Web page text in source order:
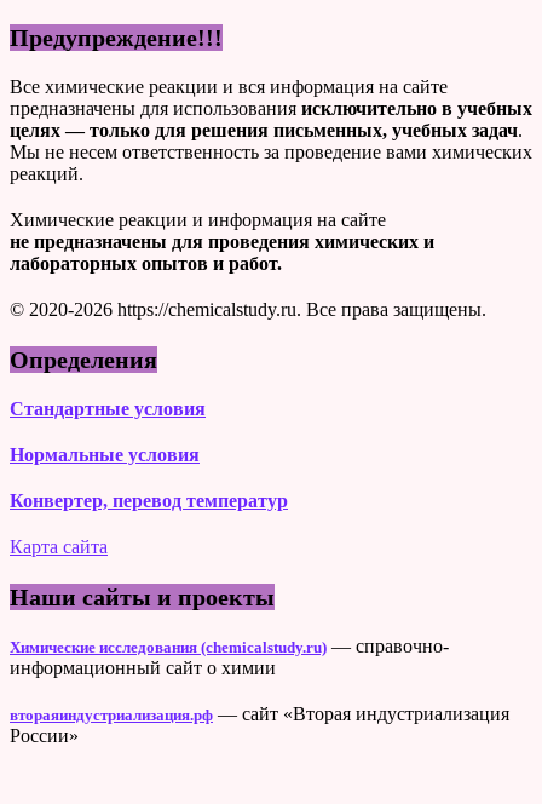
Предупреждение!!!
Все химические реакции и вся информация на сайте
предназначены для использования исключительно в учебных
целях — только для решения письменных, учебных задач.
Мы не несем ответственность за проведение вами химических
реакций.
Химические реакции и информация на сайте
не предназначены для проведения химических и
лабораторных опытов и работ.
© 2020-2026 https://chemicalstudy.ru. Все права защищены.
Определения
Стандартные условия
Нормальные условия
Конвертер, перевод температур
Карта сайта
Наши сайты и проекты
Химические исследования (chemicalstudy.ru) — справочно-
информационный сайт о химии
втораяиндустриализация.рф — сайт «Вторая индустриализация
России»